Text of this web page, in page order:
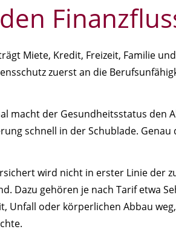
Miete, Kredit, Freizeit, Familie
zuerst an die
macht der Gesundheitsstatus den
schnell in der Schublade. Genau
wird nicht in erster Linie der
Dazu gehören je nach Tarif etwa
Unfall oder körperlichen Abbau